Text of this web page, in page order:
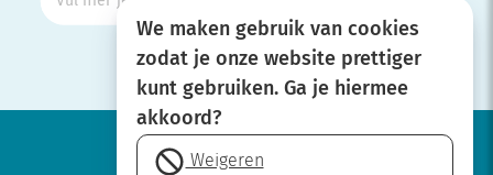
We maken gebruik van cookies
zodat je onze website prettiger
kunt gebruiken. Ga je hiermee
akkoord?
Weigeren